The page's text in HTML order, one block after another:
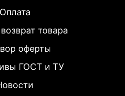
Оплата
товара
оферты
ГОСТ и ТУ